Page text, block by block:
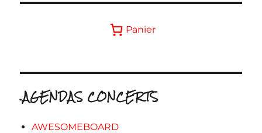
Panier
.AGENDAS CONCERTS
AWESOMEBOARD